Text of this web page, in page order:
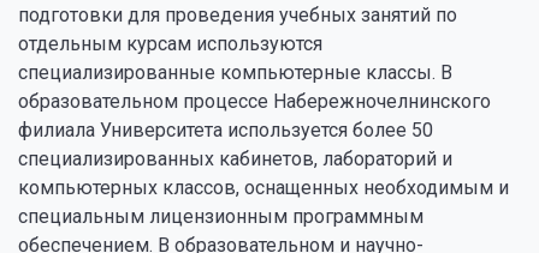
подготовки для проведения учебных занятий по
отдельным курсам используются
специализированные компьютерные классы. В
образовательном процессе Набережночелнинского
филиала Университета используется более 50
специализированных кабинетов, лабораторий и
компьютерных классов, оснащенных необходимым и
специальным лицензионным программным
обеспечением. В образовательном и научно-